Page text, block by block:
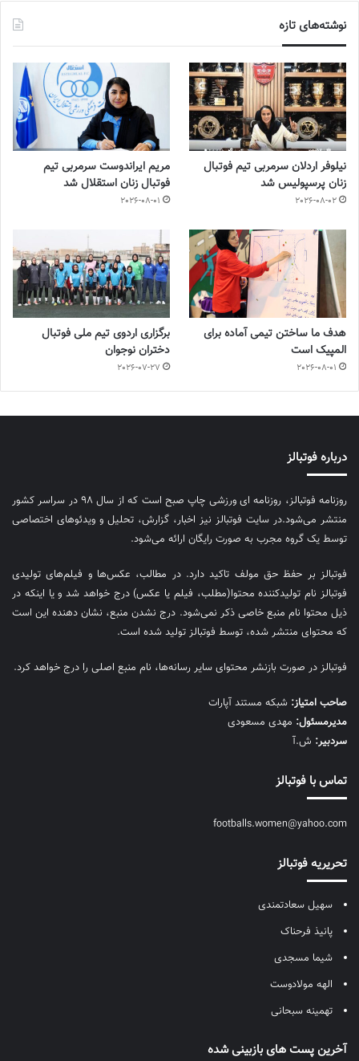
نوشته‌های تازه
نیلوفر اردلان سرمربی تیم فوتبال
زنان پرسپولیس شد
2026-08-02
مریم ایراندوست سرمربی تیم
فوتبال زنان استقلال شد
2026-08-01
هدف ما ساختن تیمی آماده برای
المپیک است
2026-08-01
برگزاری اردوی تیم ملی فوتبال
دختران نوجوان
2026-07-27
درباره فوتبالز
روزنامه فوتبالز، روزنامه ای ورزشی چاپ صبح است که از سال ۹۸ در سراسر کشور
منتشر می‌شود.در سایت فوتبالز نیز اخبار، گزارش، تحلیل و ویدئوهای اختصاصی
توسط یک گروه مجرب به صورت رایگان ارائه می‌شود.
فوتبالز بر حفظ حق مولف تاکید دارد. در مطالب، عکس‌ها و فیلم‌های تولیدی
فوتبالز نام تولیدکننده محتوا(مطلب، فیلم یا عکس) درج خواهد شد و یا اینکه در
ذیل محتوا نام منبع خاصی ذکر نمی‌‎شود. درج نشدن منبع، نشان دهنده این است
که محتوای منتشر شده، توسط فوتبالز تولید شده است.
فوتبالز در صورت بازنشر محتوای سایر رسانه‌ها، نام منبع اصلی را درج خواهد کرد.
صاحب امتیاز: شبکه مستند آپارات
مديرمسئول: مهدی مسعودی
سردبیر: ش.آ
تماس با فوتبالز
footballs.women@yahoo.com
تحریریه فوتبالز
سهیل سعادتمندی
پانیذ فرحناک
شیما مسجدی
الهه مولادوست
تهمینه سبحانی
آخرین پست های بازبینی شده